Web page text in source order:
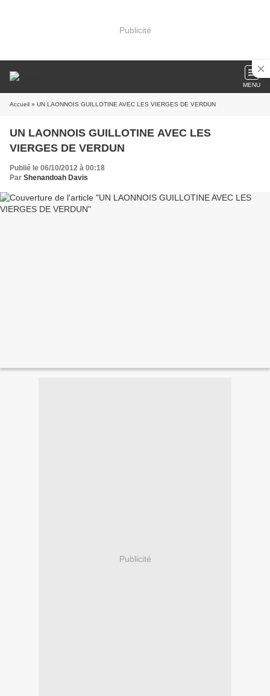
Publicité
MENU
Accueil » UN LAONNOIS GUILLOTINE AVEC LES VIERGES DE VERDUN
UN LAONNOIS GUILLOTINE AVEC LES
VIERGES DE VERDUN
Publié le 06/10/2012 à 00:18
Par Shenandoah Davis
Publicité